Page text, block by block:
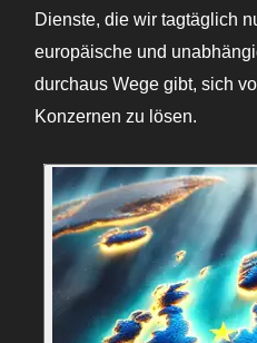
Dienste, die wir tagtäglich
europäische und
durchaus Wege gibt, sich
Konzernen zu lösen.